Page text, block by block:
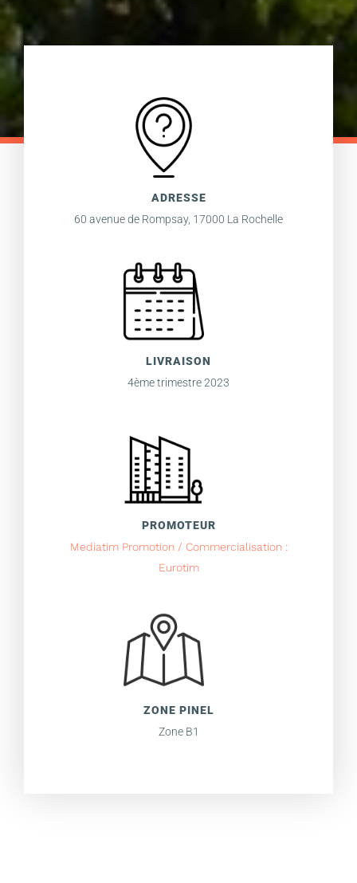
ADRESSE
60 avenue de Rompsay, 17000 La Rochelle
LIVRAISON
4ème trimestre 2023
PROMOTEUR
Mediatim Promotion / Commercialisation :
Eurotim
ZONE PINEL
Zone B1